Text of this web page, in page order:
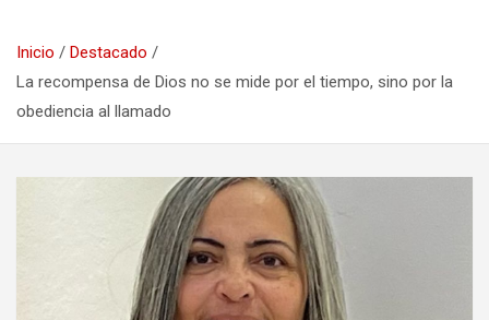
Inicio
Destacado
La recompensa de Dios no se mide por el tiempo, sino por la
obediencia al llamado